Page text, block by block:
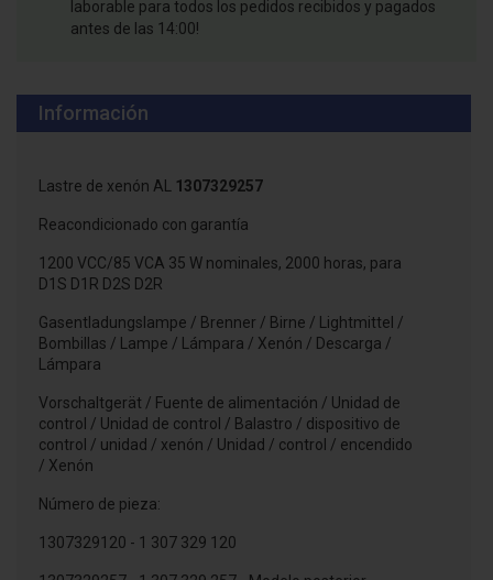
laborable para todos los pedidos recibidos y pagados
antes de las 14:00!
Información
Lastre de xenón AL 1307329257
Reacondicionado con garantía
1200 VCC/85 VCA 35 W nominales, 2000 horas, para
D1S D1R D2S D2R
Gasentladungslampe / Brenner / Birne / Lightmittel /
Bombillas / Lampe / Lámpara / Xenón / Descarga /
Lámpara
Vorschaltgerät / Fuente de alimentación / Unidad de
control / Unidad de control / Balastro / dispositivo de
control / unidad / xenón / Unidad / control / encendido
/ Xenón
Número de pieza:
1307329120 - 1 307 329 120